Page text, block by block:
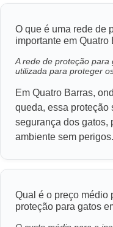
O que é uma rede de
importante em Quatro
A rede de proteção
utilizada para proteger
Em Quatro Barras,
queda, essa proteção
segurança dos gatos,
ambiente sem perigos.
Qual é o preço médio
proteção para gatos